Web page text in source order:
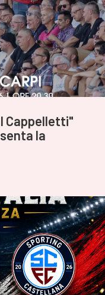
Cappelletti"
la